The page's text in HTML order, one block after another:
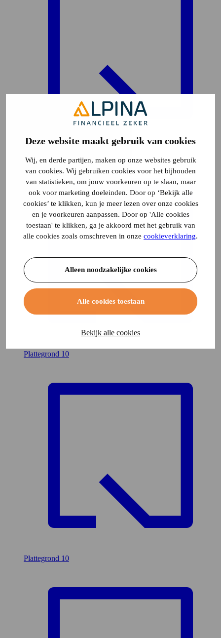
Deze website maakt gebruik van cookies
Wij, en derde partijen, maken op onze websites gebruik
van cookies. Wij gebruiken cookies voor het bijhouden
van statistieken, om jouw voorkeuren op te slaan, maar
ook voor marketing doeleinden. Door op ‘Bekijk alle
cookies’ te klikken, kun je meer lezen over onze cookies
en je voorkeuren aanpassen. Door op 'Alle cookies
toestaan' te klikken, ga je akkoord met het gebruik van
alle cookies zoals omschreven in onze cookieverklaring.
Alleen noodzakelijke cookies
Alle cookies toestaan
Bekijk alle cookies
Plattegrond 10
Plattegrond 10